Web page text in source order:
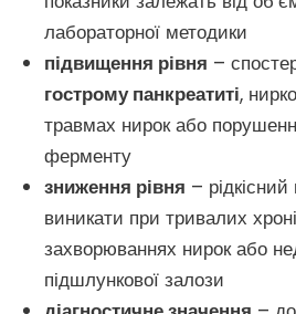
лабораторної методики
підвищення рівня –
гострому панкреатиті,
травмах нирок або
ферменту
зниження рівня –
виникати при тривалих
захворюваннях нирок або
підшлункової залози